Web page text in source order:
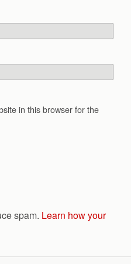
in this browser for the
spam. Learn how your